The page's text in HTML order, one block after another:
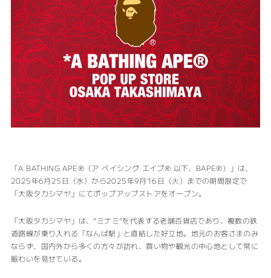
「A BATHING APE®︎（ア ベイシング エイプ®︎ 以下、BAPE®︎）」は、
2025年6月25日（水）から2025年9月16日（火）までの期間限定で
「大阪タカシマヤ」にてポップアップストアをオープン。
「大阪タカシマヤ」は、“ミナミ”を代表する老舗百貨店であり、複数の鉄
道路線が乗り入れる「なんば駅」と直結した好立地。地元のお客さまのみ
ならず、国内外から多くの方々が訪れ、買い物や観光の中心地として常に
賑わいを見せている。